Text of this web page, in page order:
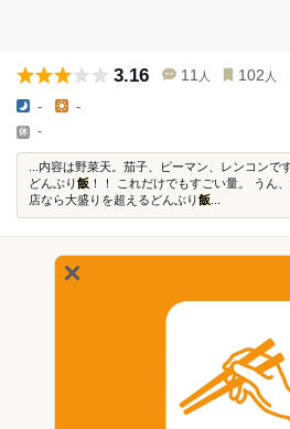
3.16 11 人 102 人
- -
-
...内容は野菜天。茄子、ピーマン、レンコンで
どんぶり飯 ！！ これだけでもすごい量。 うん
店なら大盛りを超えるどんぶり飯